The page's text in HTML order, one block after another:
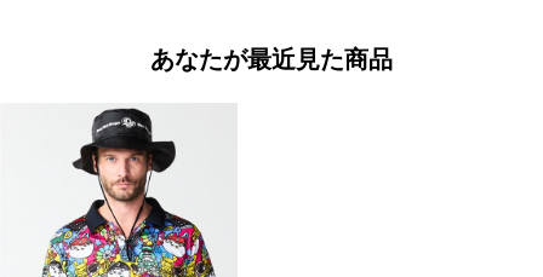
あなたが最近見た商品